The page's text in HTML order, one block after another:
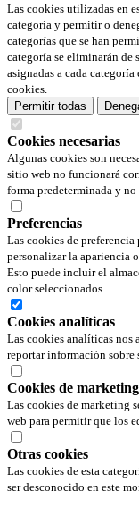
Las cookies utilizadas en
categoría y permitir o
categorías que se han
categoría se eliminarán de
asignadas a cada
cookies.
Permitir todas
Cookies necesarias
Algunas cookies son
sitio web no funcionará
forma predeterminada y
Preferencias
Las cookies de
personalizar la apariencia
Esto puede incluir el
color seleccionados.
Cookies analíticas
Las cookies analíticas nos
reportar información sobre
Cookies de marketing
Las cookies de marketing
web para permitir que los
Otras cookies
Las cookies de esta
ser desconocido en este